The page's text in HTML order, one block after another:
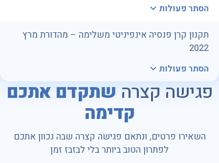
הסתר פעולות
תקנון קרן פנסיה אינפיניטי משלימה – מהדורת מרץ
2022
הסתר פעולות
פגישה קצרה שתקדם אתכם
קדימה
השאירו פרטים, ונתאם פגישה קצרה שבה נכוון אתכם
לפתרון הטוב ביותר בלי לבזבז זמן